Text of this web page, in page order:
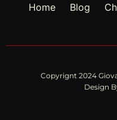
Home Blog
Copyrignt 2024
Design